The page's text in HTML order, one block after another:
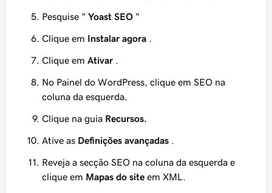
Pesquise " Yoast SEO "
Clique em Instalar agora
Clique em Ativar
No Painel do WordPress, clique em SEO na
coluna da esquerda.
Clique na guia Recursos.
Ative as Definições avançadas
Reveja a secção SEO na coluna da esquerda e
clique em Mapas do site em XML.